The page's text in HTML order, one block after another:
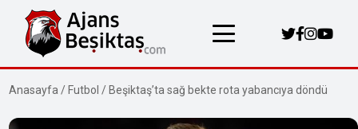
Anasayfa / Futbol / Beşiktaş’ta sağ bekte rota yabancıya döndü